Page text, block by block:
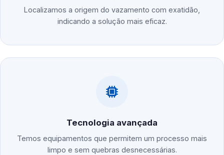
Localizamos a origem do vazamento com exatidão,
indicando a solução mais eficaz.
Tecnologia avançada
Temos equipamentos que permitem um processo mais
limpo e sem quebras desnecessárias.